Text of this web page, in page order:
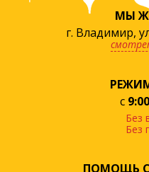
МЫ
г. Владимир,
с 9:00
Без
Без
ПОМОЩЬ